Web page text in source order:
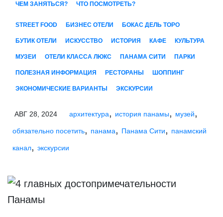
ЧЕМ ЗАНЯТЬСЯ? ЧТО ПОСМОТРЕТЬ?
STREET FOOD БИЗНЕС ОТЕЛИ БОКАС ДЕЛЬ ТОРО
БУТИК ОТЕЛИ ИСКУССТВО ИСТОРИЯ КАФЕ КУЛЬТУРА
МУЗЕИ ОТЕЛИ КЛАССА ЛЮКС ПАНАМА СИТИ ПАРКИ
ПОЛЕЗНАЯ ИНФОРМАЦИЯ РЕСТОРАНЫ ШОППИНГ
ЭКОНОМИЧЕСКИЕ ВАРИАНТЫ ЭКСКУРСИИ
АВГ 28, 2024 архитектура, история панамы, музей,
обязательно посетить, панама, Панама Сити, панамский
канал, экскурсии